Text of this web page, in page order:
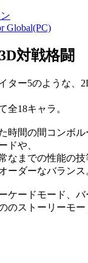
Global(PC)
対戦格闘
ター5のような、
全18キャラ。
時間の間コンボ
ドや、
なまでの性能の
ーダーなバランス
ケードモード、
のストーリーモ